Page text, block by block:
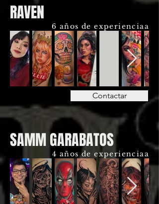
RAVEN
6 años de experienciaa
Contactar
SAMM GARABATOS
4 años de experienciaa